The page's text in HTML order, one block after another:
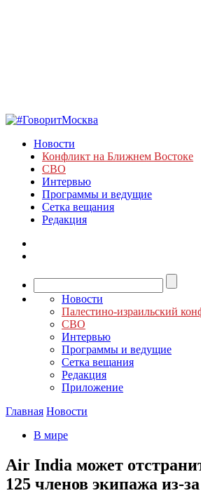
Новости
Конфликт на Ближнем Востоке
СВО
Интервью
Программы и ведущие
Сетка вещания
Редакция
Новости
Палестино-израильский
СВО
Интервью
Программы и ведущие
Сетка вещания
Редакция
Приложение
Главная Новости
В мире
Air India может
125 членов экипажа из-